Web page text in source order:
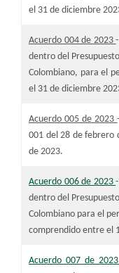
el 31 de diciembre
Acuerdo 004 de 2023-
dentro del
Colombiano, para el
el 31 de diciembre
Acuerdo 005 de 2023-
001 del 28 de febrero
de 2023.
Acuerdo 006 de 2023-
dentro del
Colombiano para el
comprendido entre el
Acuerdo 007 de 2023